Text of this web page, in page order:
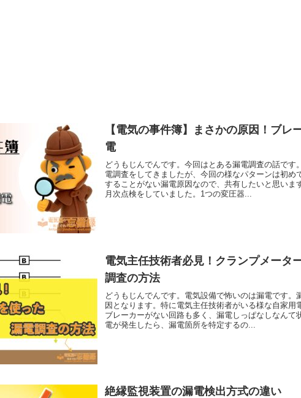
【電気の事件簿】まさかの原因！ブレ
電
どうもじんでんです。今回はとある漏電調査の話です
電調査をしてきましたが、今回の様なパターンは初め
することがない漏電原因なので、共有したいと思いま
月次点検をしていました。1つの変圧器...
電気主任技術者必見！クランプメータ
調査の方法
どうもじんでんです。電気設備で怖いのは漏電です。
因となります。特に電気主任技術者がいる様な自家用
ブレーカーがない回路も多く、漏電しっぱなしなんて
電が発生したら、漏電箇所を特定するの...
絶縁監視装置の漏電検出方式の違い